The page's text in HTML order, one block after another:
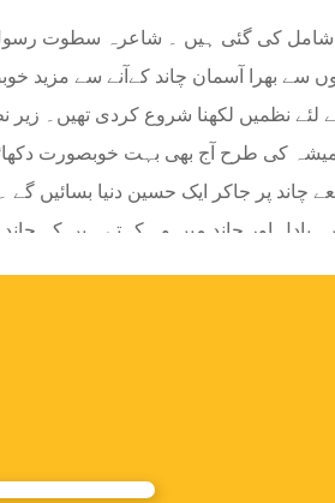
کی گئی ہیں ۔ شاعرہ سطوت رسول
سے بھرا آسمان چاند کےآنے سے مزید
نظمیں لکھنا شروع کردی تھیں۔ زیر
کی طرح آج بھی بہت خوبصورت
پر جاکر ایک حسین دنیا بسائیں گے ۔
اور چاند میں وہ کہتے ہیں کہ